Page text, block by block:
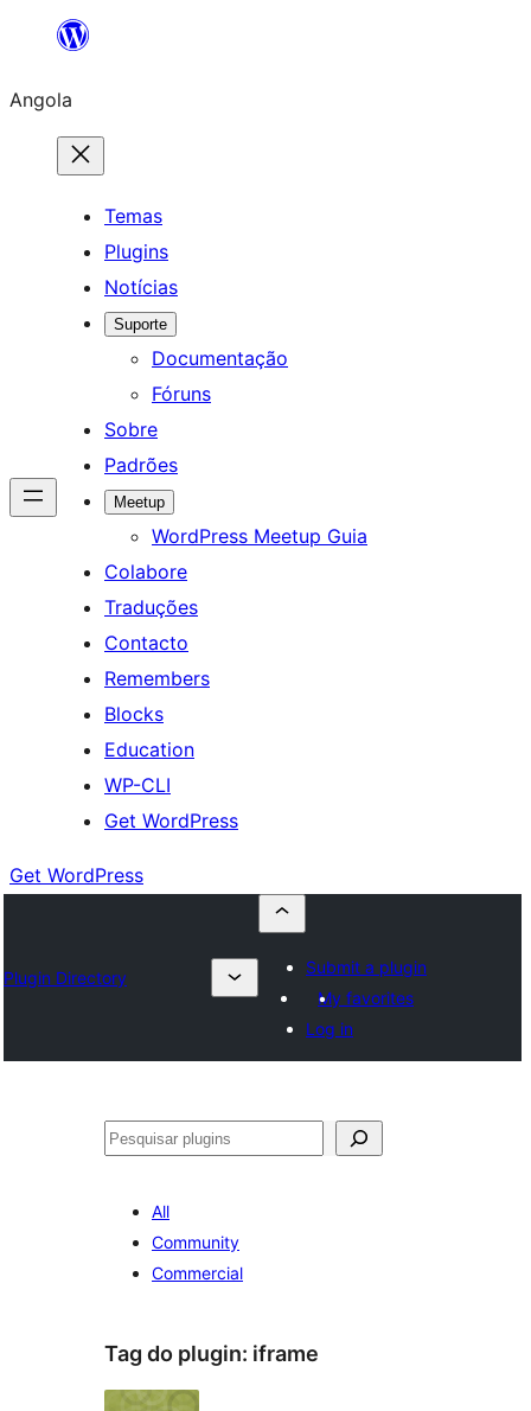
Saltar
o
conteúdo
Angola
Temas
Plugins
Notícias
Suporte
Documentação
Fóruns
Sobre
Padrões
Meetup
WordPress Meetup Guia
Colabore
Traduções
Contacto
Remembers
Blocks
Education
WP-CLI
Get WordPress
Get WordPress
Plugin Directory
Submit a plugin
My favorites
Log in
Pesquisar
All
Community
Commercial
Tag do plugin: iframe